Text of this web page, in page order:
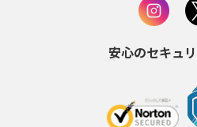
安心のセキュ